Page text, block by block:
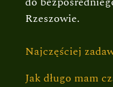
Rzeszowie.
Najczęściej
Jak długo mam